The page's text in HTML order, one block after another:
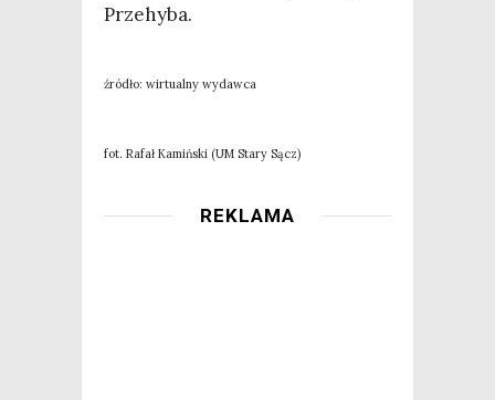
Przehyba.
źró­dło: wir­tu­al­ny wydawca
fot. Rafał Kamiń­ski (UM Sta­ry Sącz)
REKLAMA